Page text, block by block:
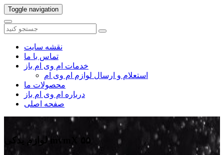
Toggle navigation
نقشه سایت
تماس با ما
خدمات ام وی ام باز
استعلام و ارسال لوازم ام وی ام
محصولات ما
درباره ام وی ام باز
صفحه اصلی
لوازم یدکی mvmX ۵۵